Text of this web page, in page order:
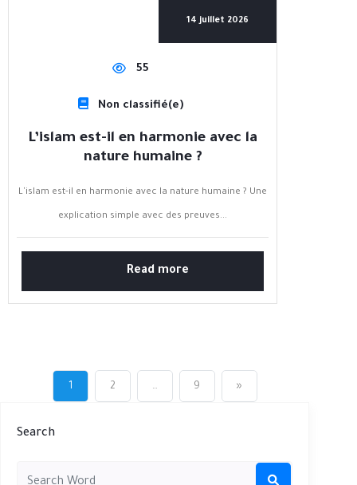
14 juillet 2026
55
Non classifié(e)
L’islam est-il en harmonie avec la
nature humaine ?
L'islam est-il en harmonie avec la nature humaine ? Une
explication simple avec des preuves...
Read more
1 2 … 9 »
Search